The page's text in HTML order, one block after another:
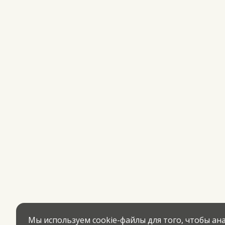
Мы используем cookie-файлы для того, чтобы